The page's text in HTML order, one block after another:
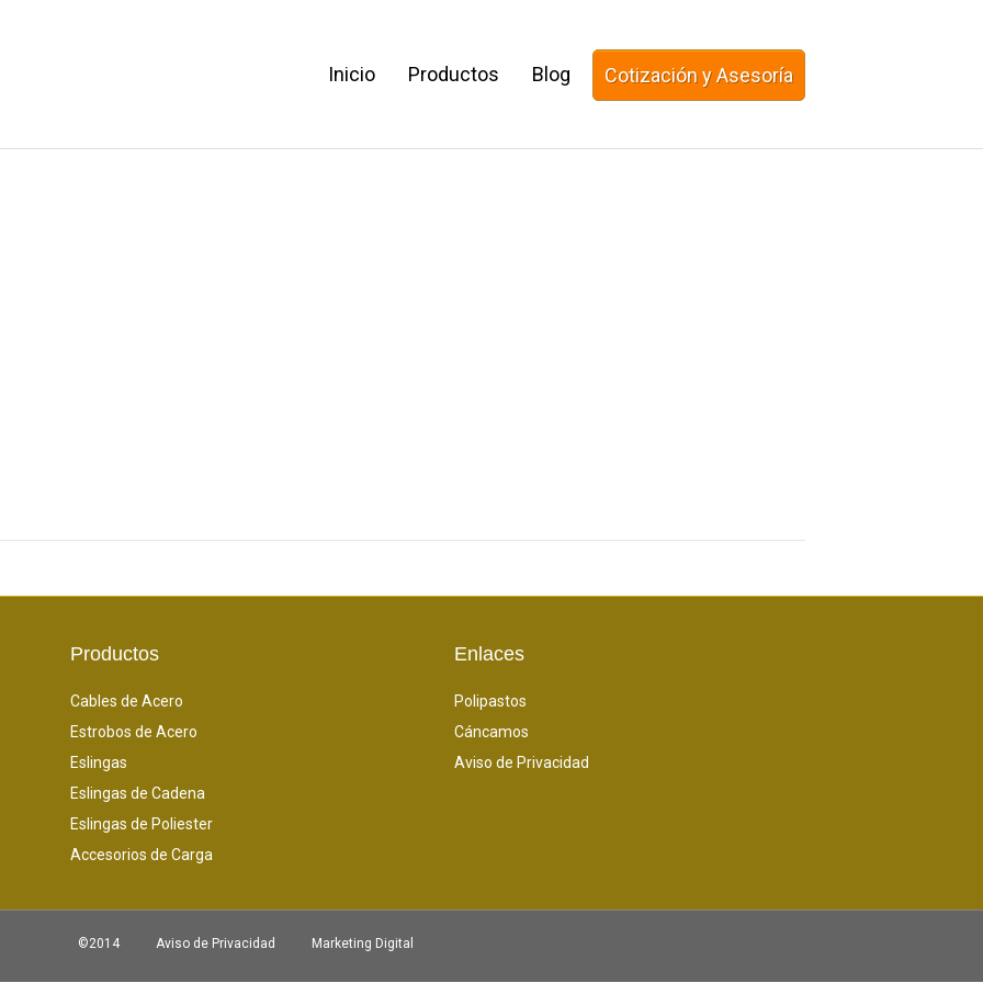
Inicio Productos Blog Cotización y Asesoría
Productos
Cables de Acero
Estrobos de Acero
Eslingas
Eslingas de Cadena
Eslingas de Poliester
Accesorios de Carga
Enlaces
Polipastos
Cáncamos
Aviso de Privacidad
©2014 Aviso de Privacidad Marketing Digital